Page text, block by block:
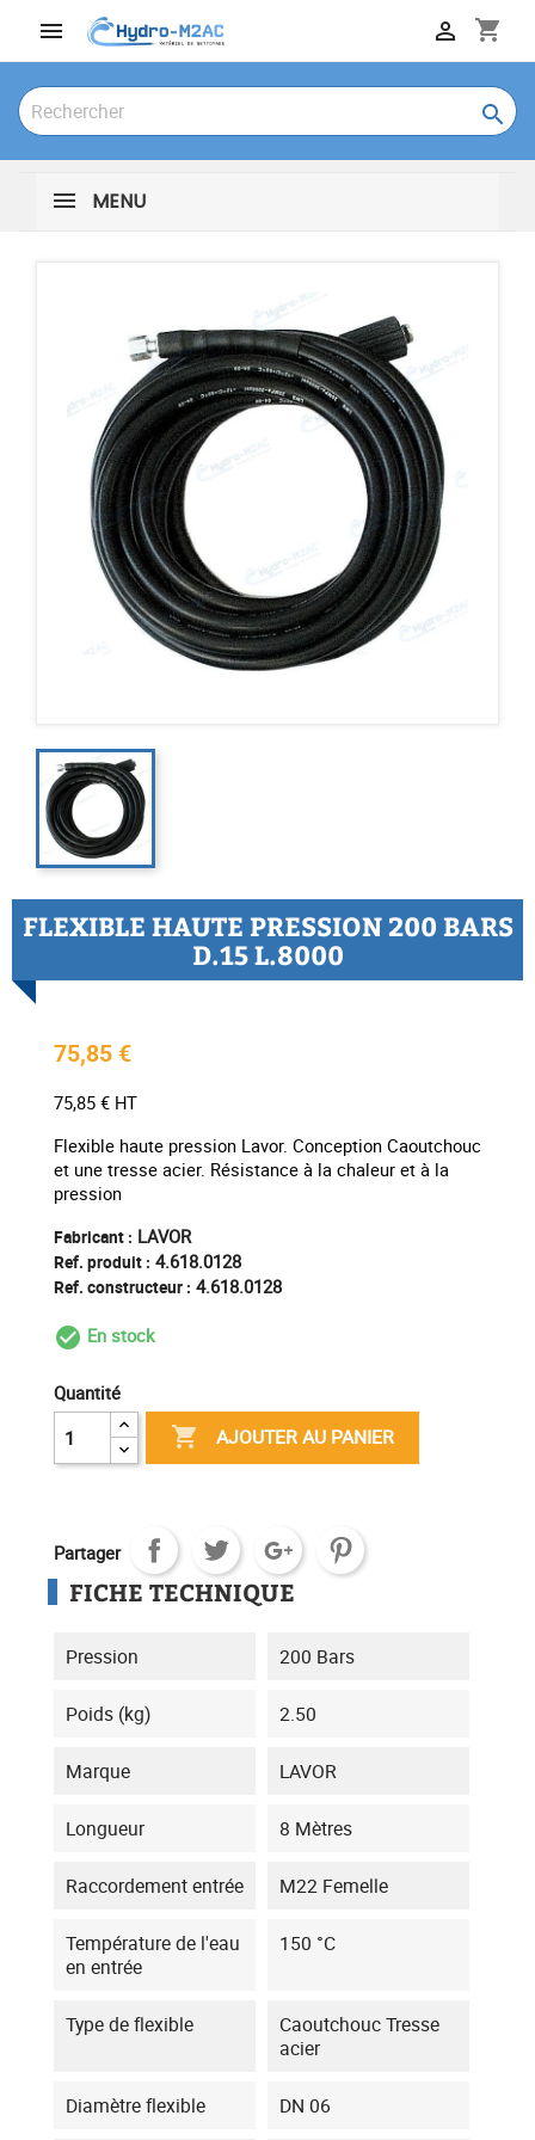
 shopping_cart


MENU
FLEXIBLE HAUTE PRESSION 200 BARS
D.15 L.8000
75,85 €
75,85 € HT
Flexible haute pression Lavor. Conception Caoutchouc
et une tresse acier. Résistance à la chaleur et à la
pression
Fabricant : LAVOR
Ref. produit : 4.618.0128
Ref. constructeur : 4.618.0128
check_circle_outline
En stock
Quantité
 AJOUTER AU PANIER
Partager
FICHE TECHNIQUE
Pression 200 Bars
Poids (kg) 2.50
Marque LAVOR
Longueur 8 Mètres
Raccordement entrée M22 Femelle
Température de l'eau
en entrée
150 °C
Type de flexible
Caoutchouc Tresse
acier
Diamètre flexible DN 06